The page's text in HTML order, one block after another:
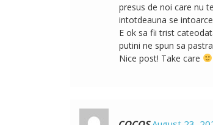
presus de noi care nu
intotdeauna se
E ok sa fii trist
putini ne spun sa
Nice post! Take care